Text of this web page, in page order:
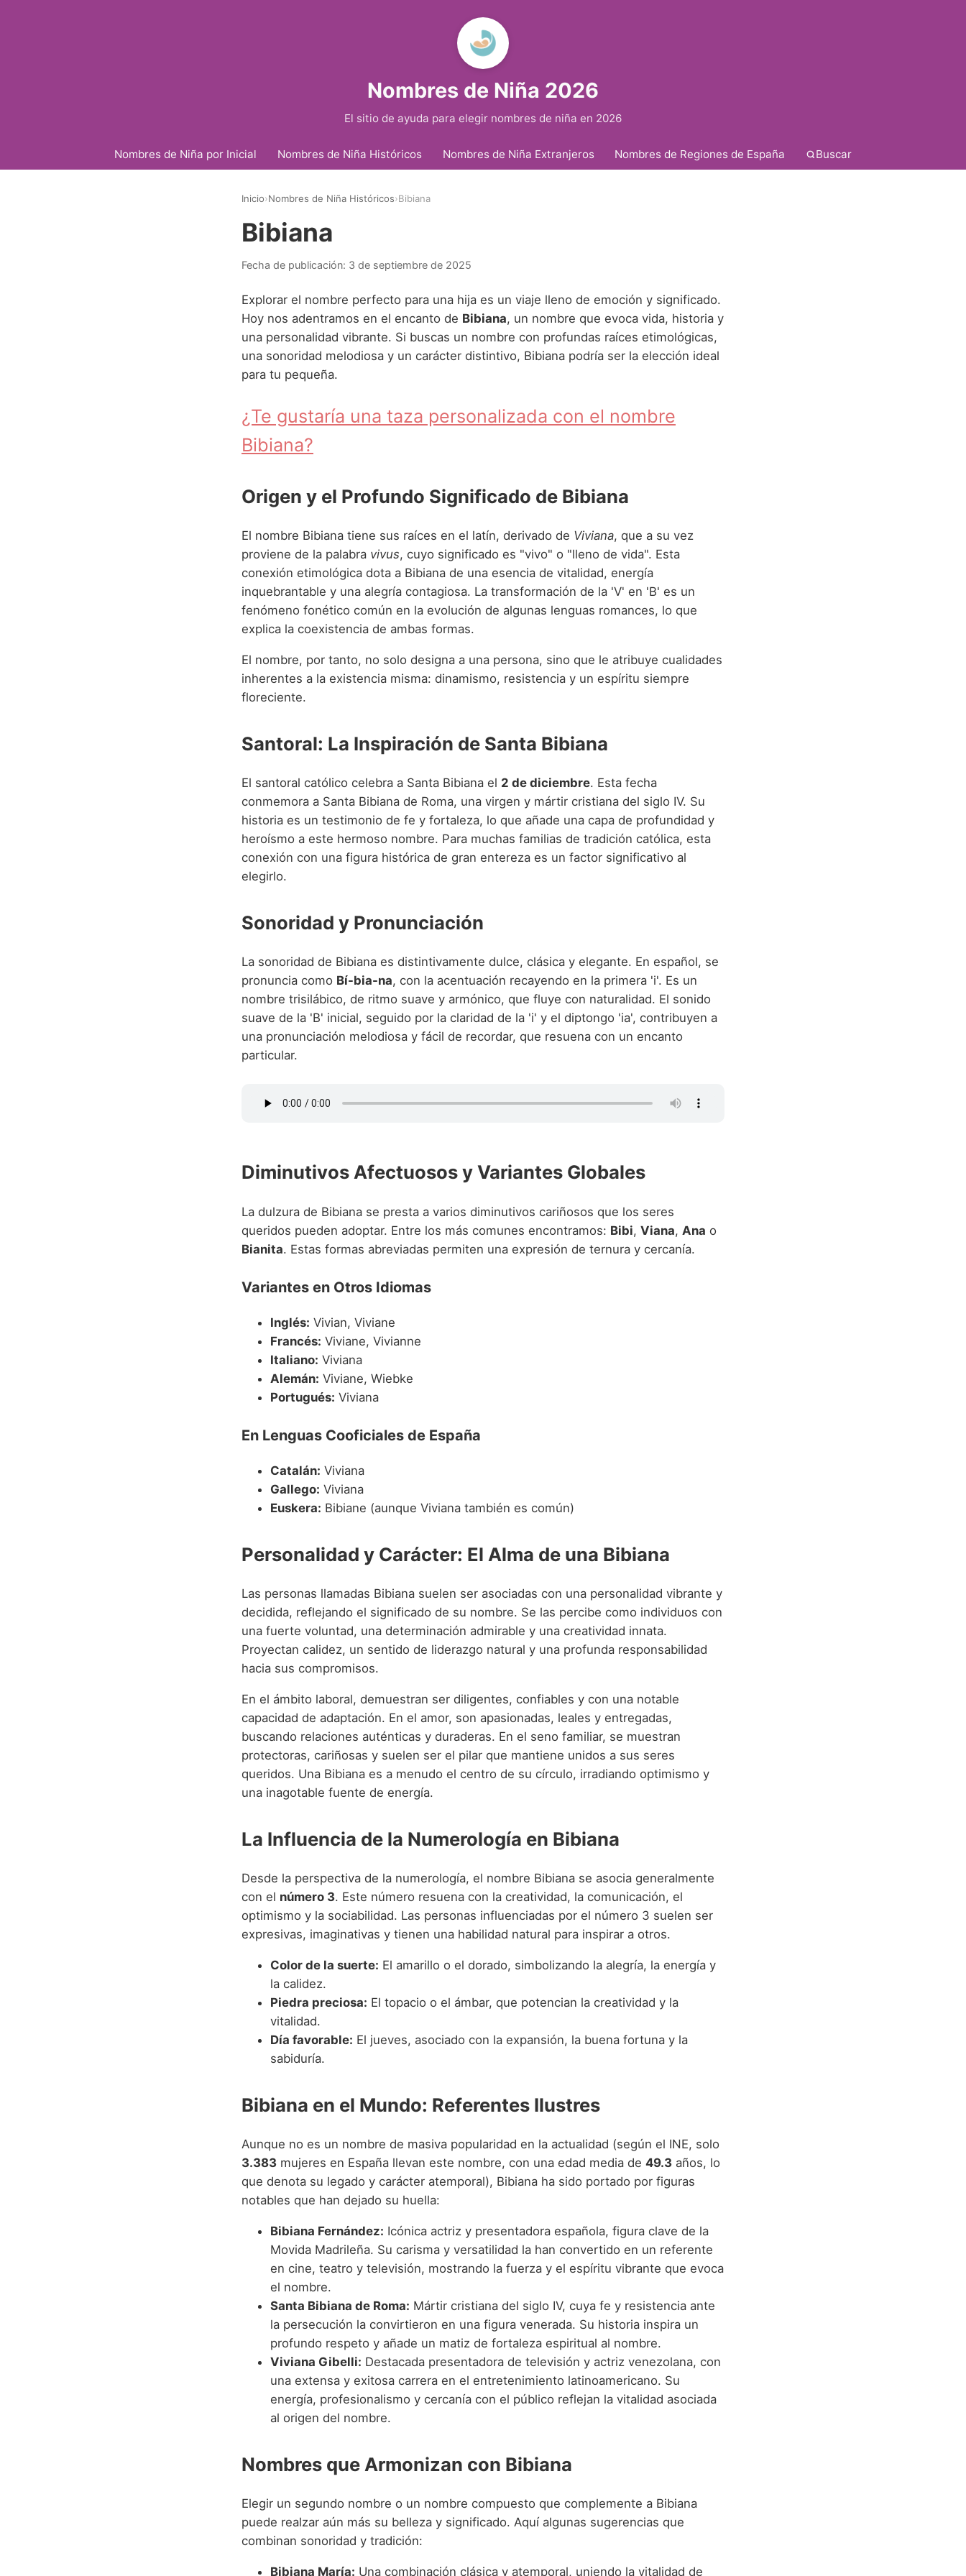
Nombres de Niña 2026
El sitio de ayuda para elegir nombres de niña en 2026
Nombres de Niña por Inicial Nombres de Niña Históricos Nombres de Niña Extranjeros Nombres de Regiones de España Buscar
Inicio›Nombres de Niña Históricos›Bibiana
Bibiana
Fecha de publicación: 3 de septiembre de 2025
Explorar el nombre perfecto para una hija es un viaje lleno de emoción y significado.
Hoy nos adentramos en el encanto de Bibiana, un nombre que evoca vida, historia y
una personalidad vibrante. Si buscas un nombre con profundas raíces etimológicas,
una sonoridad melodiosa y un carácter distintivo, Bibiana podría ser la elección ideal
para tu pequeña.
¿Te gustaría una taza personalizada con el nombre
Bibiana?
Origen y el Profundo Significado de Bibiana
El nombre Bibiana tiene sus raíces en el latín, derivado de Viviana, que a su vez
proviene de la palabra vivus, cuyo significado es "vivo" o "lleno de vida". Esta
conexión etimológica dota a Bibiana de una esencia de vitalidad, energía
inquebrantable y una alegría contagiosa. La transformación de la 'V' en 'B' es un
fenómeno fonético común en la evolución de algunas lenguas romances, lo que
explica la coexistencia de ambas formas.
El nombre, por tanto, no solo designa a una persona, sino que le atribuye cualidades
inherentes a la existencia misma: dinamismo, resistencia y un espíritu siempre
floreciente.
Santoral: La Inspiración de Santa Bibiana
El santoral católico celebra a Santa Bibiana el 2 de diciembre. Esta fecha
conmemora a Santa Bibiana de Roma, una virgen y mártir cristiana del siglo IV. Su
historia es un testimonio de fe y fortaleza, lo que añade una capa de profundidad y
heroísmo a este hermoso nombre. Para muchas familias de tradición católica, esta
conexión con una figura histórica de gran entereza es un factor significativo al
elegirlo.
Sonoridad y Pronunciación
La sonoridad de Bibiana es distintivamente dulce, clásica y elegante. En español, se
pronuncia como Bí-bia-na, con la acentuación recayendo en la primera 'i'. Es un
nombre trisilábico, de ritmo suave y armónico, que fluye con naturalidad. El sonido
suave de la 'B' inicial, seguido por la claridad de la 'i' y el diptongo 'ia', contribuyen a
una pronunciación melodiosa y fácil de recordar, que resuena con un encanto
particular.
Diminutivos Afectuosos y Variantes Globales
La dulzura de Bibiana se presta a varios diminutivos cariñosos que los seres
queridos pueden adoptar. Entre los más comunes encontramos: Bibi, Viana, Ana o
Bianita. Estas formas abreviadas permiten una expresión de ternura y cercanía.
Variantes en Otros Idiomas
Inglés: Vivian, Viviane
Francés: Viviane, Vivianne
Italiano: Viviana
Alemán: Viviane, Wiebke
Portugués: Viviana
En Lenguas Cooficiales de España
Catalán: Viviana
Gallego: Viviana
Euskera: Bibiane (aunque Viviana también es común)
Personalidad y Carácter: El Alma de una Bibiana
Las personas llamadas Bibiana suelen ser asociadas con una personalidad vibrante y
decidida, reflejando el significado de su nombre. Se las percibe como individuos con
una fuerte voluntad, una determinación admirable y una creatividad innata.
Proyectan calidez, un sentido de liderazgo natural y una profunda responsabilidad
hacia sus compromisos.
En el ámbito laboral, demuestran ser diligentes, confiables y con una notable
capacidad de adaptación. En el amor, son apasionadas, leales y entregadas,
buscando relaciones auténticas y duraderas. En el seno familiar, se muestran
protectoras, cariñosas y suelen ser el pilar que mantiene unidos a sus seres
queridos. Una Bibiana es a menudo el centro de su círculo, irradiando optimismo y
una inagotable fuente de energía.
La Influencia de la Numerología en Bibiana
Desde la perspectiva de la numerología, el nombre Bibiana se asocia generalmente
con el número 3. Este número resuena con la creatividad, la comunicación, el
optimismo y la sociabilidad. Las personas influenciadas por el número 3 suelen ser
expresivas, imaginativas y tienen una habilidad natural para inspirar a otros.
Color de la suerte: El amarillo o el dorado, simbolizando la alegría, la energía y
la calidez.
Piedra preciosa: El topacio o el ámbar, que potencian la creatividad y la
vitalidad.
Día favorable: El jueves, asociado con la expansión, la buena fortuna y la
sabiduría.
Bibiana en el Mundo: Referentes Ilustres
Aunque no es un nombre de masiva popularidad en la actualidad (según el INE, solo
3.383 mujeres en España llevan este nombre, con una edad media de 49.3 años, lo
que denota su legado y carácter atemporal), Bibiana ha sido portado por figuras
notables que han dejado su huella:
Bibiana Fernández: Icónica actriz y presentadora española, figura clave de la
Movida Madrileña. Su carisma y versatilidad la han convertido en un referente
en cine, teatro y televisión, mostrando la fuerza y el espíritu vibrante que evoca
el nombre.
Santa Bibiana de Roma: Mártir cristiana del siglo IV, cuya fe y resistencia ante
la persecución la convirtieron en una figura venerada. Su historia inspira un
profundo respeto y añade un matiz de fortaleza espiritual al nombre.
Viviana Gibelli: Destacada presentadora de televisión y actriz venezolana, con
una extensa y exitosa carrera en el entretenimiento latinoamericano. Su
energía, profesionalismo y cercanía con el público reflejan la vitalidad asociada
al origen del nombre.
Nombres que Armonizan con Bibiana
Elegir un segundo nombre o un nombre compuesto que complemente a Bibiana
puede realzar aún más su belleza y significado. Aquí algunas sugerencias que
combinan sonoridad y tradición:
Bibiana María: Una combinación clásica y atemporal, uniendo la vitalidad de